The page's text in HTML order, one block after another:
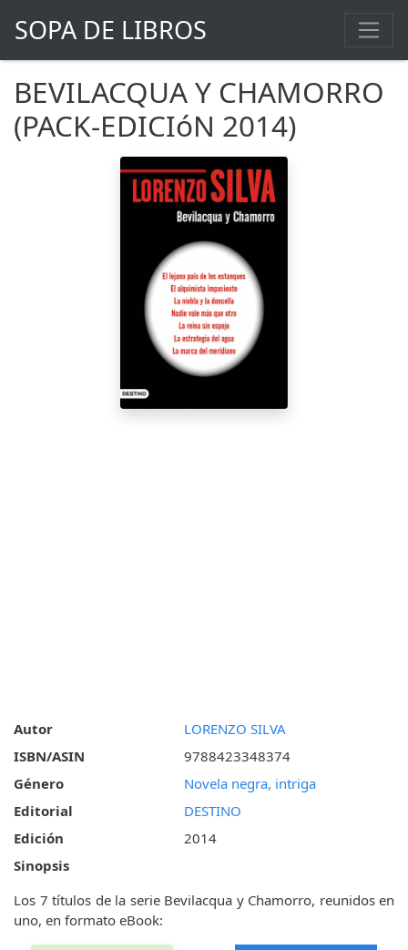
SOPA DE LIBROS
BEVILACQUA Y CHAMORRO
(PACK-EDICIóN 2014)
Autor
LORENZO SILVA
ISBN/ASIN
9788423348374
Género
Novela negra, intriga
Editorial
DESTINO
Edición
2014
Sinopsis
Los 7 títulos de la serie Bevilacqua y Chamorro, reunidos en
uno, en formato eBook: